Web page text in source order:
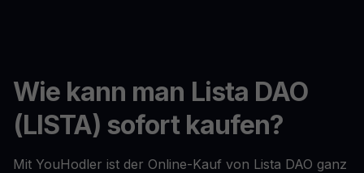
Wie kann man Lista DAO
(LISTA) sofort kaufen?
Mit YouHodler ist der Online-Kauf von Lista DAO ganz